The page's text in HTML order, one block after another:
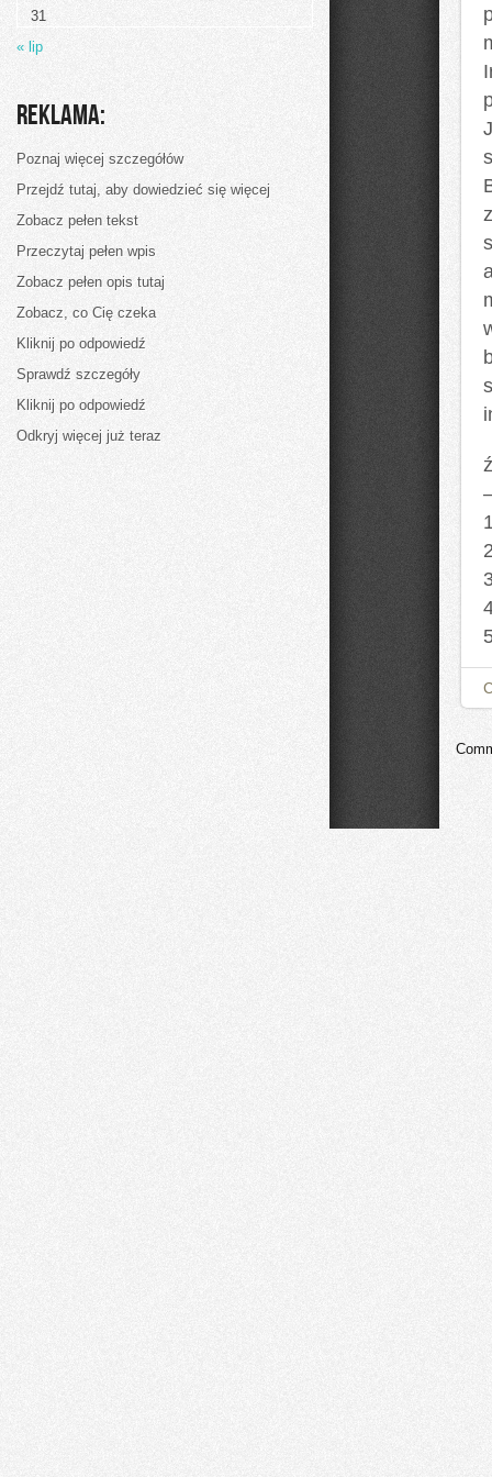
narzekać
jednorodzinnego?
31
« lip
Reklama:
Poznaj więcej szczegółów
Przejdź tutaj, aby dowiedzieć się więcej
Zobacz pełen tekst
Przeczytaj pełen wpis
Zobacz pełen opis tutaj
Zobacz, co Cię czeka
Kliknij po odpowiedź
Sprawdź szczegóły
Kliknij po odpowiedź
Odkryj więcej już teraz